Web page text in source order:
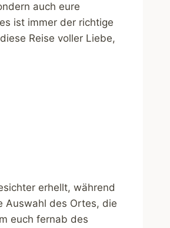
auch eure
ist immer der richtige
Reise voller Liebe,
erhellt, während
Auswahl des Ortes, die
euch fernab des